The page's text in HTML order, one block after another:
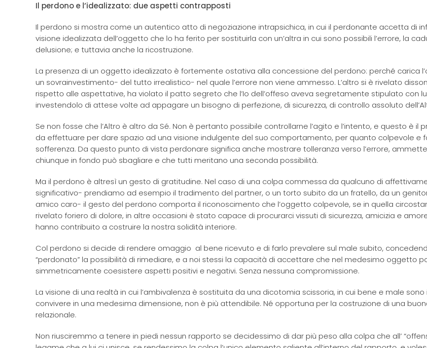
Il perdono e l’idealizzato: due aspetti contrapposti
Il perdono si mostra come un autentico atto di negoziazione intrapsichica, in cui il perdonante accetta di
visione idealizzata dell’oggetto che lo ha ferito per sostituirla con un’altra in cui sono possibili l’errore, la
delusione; e tuttavia anche la ricostruzione.
La presenza di un oggetto idealizzato è fortemente ostativa alla concessione del perdono: perché carica
un sovrainvestimento- del tutto irrealistico- nel quale l’errore non viene ammesso. L’altro si è rivelato
rispetto alle aspettative, ha violato il patto segreto che l’Io dell’offeso aveva segretamente stipulato con
investendolo di attese volte ad appagare un bisogno di perfezione, di sicurezza, di controllo assoluto
Se non fosse che l’Altro è altro da Sé. Non è pertanto possibile controllarne l’agito e l’intento, e questo è il
da effettuare per dare spazio ad una visione indulgente del suo comportamento, per quanto colpevole e
sofferenza. Da questo punto di vista perdonare significa anche mostrare tolleranza verso l’errore,
chiunque in fondo può sbagliare e che tutti meritano una seconda possibilità.
Ma il perdono è altresì un gesto di gratitudine. Nel caso di una colpa commessa da qualcuno di
significativo- prendiamo ad esempio il tradimento del partner, o un torto subito da un fratello, da un
amico caro- il gesto del perdono comporta il riconoscimento che l’oggetto colpevole, se in quella
rivelato foriero di dolore, in altre occasioni è stato capace di procurarci vissuti di sicurezza, amicizia e
hanno contribuito a costruire la nostra solidità interiore.
Col perdono si decide di rendere omaggio al bene ricevuto e di farlo prevalere sul male subito,
“perdonato” la possibilità di rimediare, e a noi stessi la capacità di accettare che nel medesimo oggetto
simmetricamente coesistere aspetti positivi e negativi. Senza nessuna compromissione.
La visione di una realtà in cui l’ambivalenza è sostituita da una dicotomia scissoria, in cui bene e male
convivere in una medesima dimensione, non è più attendibile. Né opportuna per la costruzione di una
relazionale.
Non riusciremmo a tenere in piedi nessun rapporto se decidessimo di dar più peso alla colpa che all’